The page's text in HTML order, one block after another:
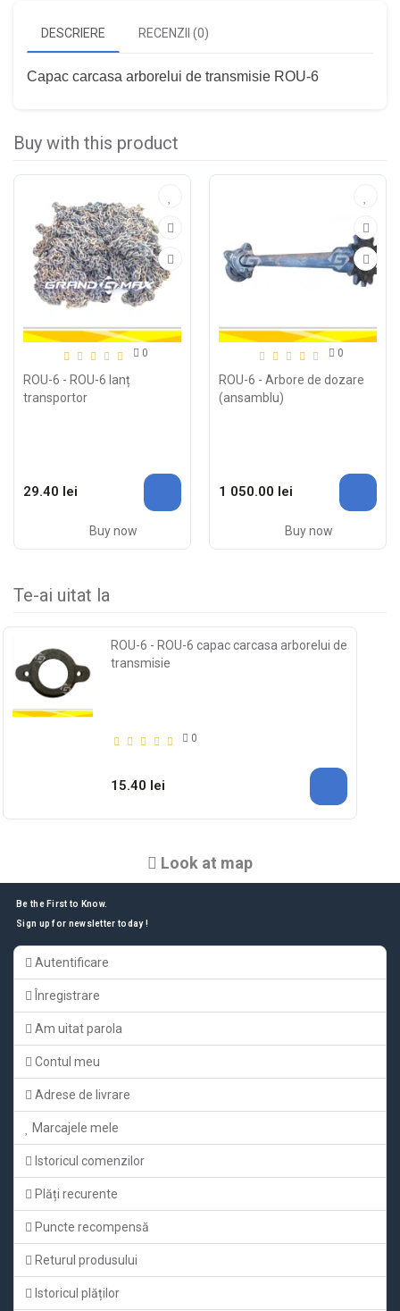
DESCRIERE RECENZII (0)
Capac carcasa arborelui de transmisie ROU-6
Buy with this product
0
ROU-6 - ROU-6 lanț
transportor
29.40 lei
Buy now
0
ROU-6 - Arbore de dozare
(ansamblu)
1 050.00 lei
Buy now
Te-ai uitat la
ROU-6 - ROU-6 capac carcasa arborelui de
transmisie
0
15.40 lei
Look at map
Be the First to Know.
Sign up for newsletter today !
Autentificare
Înregistrare
Am uitat parola
Contul meu
Adrese de livrare
Marcajele mele
Istoricul comenzilor
Plăți recurente
Puncte recompensă
Returul produsului
Istoricul plăților